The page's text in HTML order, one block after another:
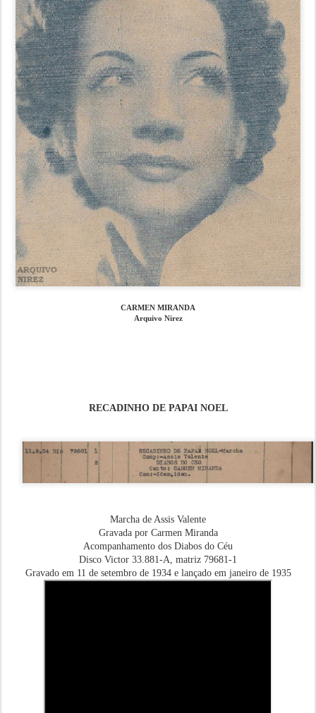
CARMEN MIRANDA
Arquivo Nirez
RECADINHO DE PAPAI NOEL
Marcha de Assis Valente
Gravada por Carmen Miranda
Acompanhamento dos Diabos do Céu
Disco Victor 33.881-A, matriz 79681-1
Gravado em 11 de setembro de 1934 e lançado em janeiro de 1935